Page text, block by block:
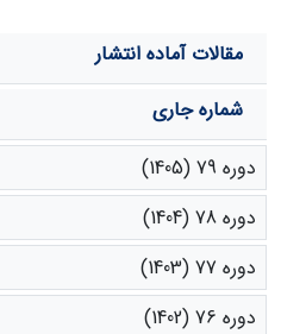
مقالات آماده انتشار
شماره جاری
دوره 79 (1405)
دوره 78 (1404)
دوره 77 (1403)
دوره 76 (1402)